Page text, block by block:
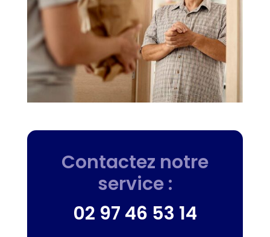
Contactez notre
service :
02 97 46 53 14